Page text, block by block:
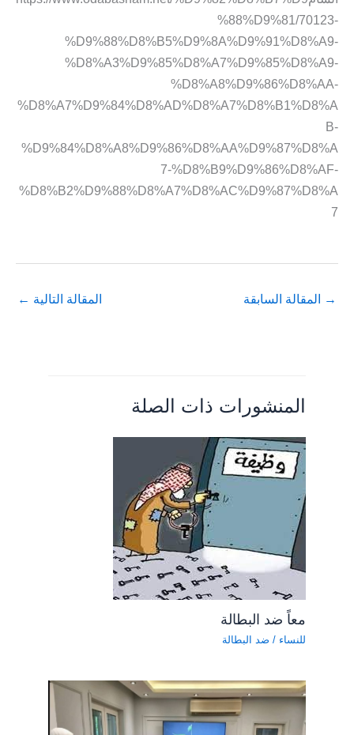
%88%D9%81/70123-
%D9%88%D8%B5%D9%8A%D9%91%D8%A9-
%D8%A3%D9%85%D8%A7%D9%85%D8%A9-
%D8%A8%D9%86%D8%AA-
%D8%A7%D9%84%D8%AD%D8%A7%D8%B1%D8%A
B-
%D9%84%D8%A8%D9%86%D8%AA%D9%87%D8%A
7-%D8%B9%D9%86%D8%AF-
%D8%B2%D9%88%D8%A7%D8%AC%D9%87%D8%A
7
→ المقالة السابقة المقالة التالية ←
المنشورات ذات الصلة
معاً ضد البطالة
للنساء / ضد البطالة